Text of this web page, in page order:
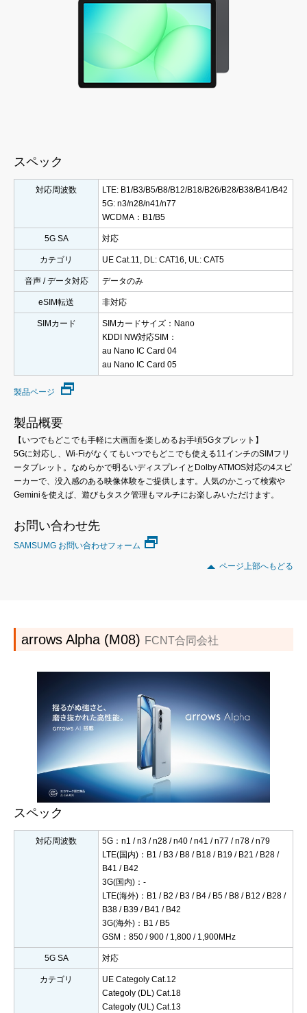
スペック
対応周波数
LTE: B1/B3/B5/B8/B12/B18/B26/B28/B38/B41/B42
5G: n3/n28/n41/n77
WCDMA：B1/B5
5G SA 対応
カテゴリ UE Cat.11, DL: CAT16, UL: CAT5
音声 / データ対応 データのみ
eSIM転送 非対応
SIMカード
SIMカードサイズ：Nano
KDDI NW対応SIM：
au Nano IC Card 04
au Nano IC Card 05
製品ページ
製品概要
【いつでもどこでも手軽に大画面を楽しめるお手頃5Gタブレット】
5Gに対応し、Wi-Fiがなくてもいつでもどこでも使える11インチのSIMフリ
ータブレット。なめらかで明るいディスプレイとDolby ATMOS対応の4スピ
ーカーで、没入感のある映像体験をご提供します。人気のかこって検索や
Geminiを使えば、遊びもタスク管理もマルチにお楽しみいただけます。
お問い合わせ先
SAMSUMG お問い合わせフォーム
ページ上部へもどる
arrows Alpha (M08) FCNT合同会社
スペック
対応周波数
5G：n1 / n3 / n28 / n40 / n41 / n77 / n78 / n79
LTE(国内)：B1 / B3 / B8 / B18 / B19 / B21 / B28 /
B41 / B42
3G(国内)：-
LTE(海外)：B1 / B2 / B3 / B4 / B5 / B8 / B12 / B28 /
B38 / B39 / B41 / B42
3G(海外)：B1 / B5
GSM：850 / 900 / 1,800 / 1,900MHz
5G SA 対応
カテゴリ
UE Categoly Cat.12
Categoly (DL) Cat.18
Categoly (UL) Cat.13